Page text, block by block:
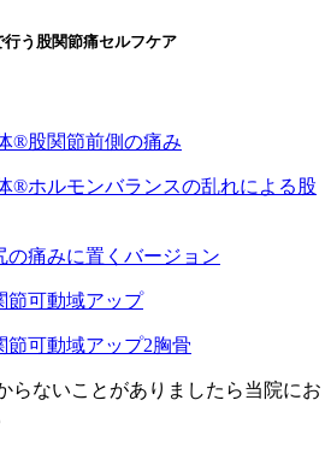
う股関節痛セルフケア
®︎股関節前側の痛み
®︎ホルモンバランスの乱れによる股
痛みに置くバージョン
節可動域アップ
可動域アップ2胸骨
らないことがありましたら当院にお